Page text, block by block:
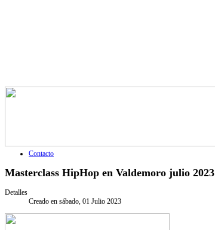
Contacto
Masterclass HipHop en Valdemoro julio 2023
Detalles
Creado en sábado, 01 Julio 2023